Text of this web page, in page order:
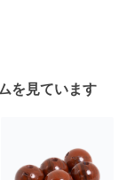
を見ています